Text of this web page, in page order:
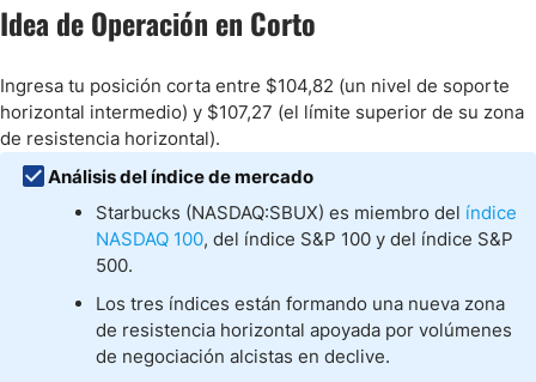
Idea de Operación en Corto
Ingresa tu posición corta entre $104,82 (un nivel de soporte
horizontal intermedio) y $107,27 (el límite superior de su zona
de resistencia horizontal).
Análisis del índice de mercado
Starbucks (NASDAQ:SBUX) es miembro del índice
NASDAQ 100, del índice S&P 100 y del índice S&P
500.
Los tres índices están formando una nueva zona
de resistencia horizontal apoyada por volúmenes
de negociación alcistas en declive.